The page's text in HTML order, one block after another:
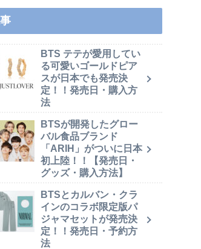
BTS テテが愛用してい
る可愛いゴールドピア
スが日本でも発売決
定！！発売日・購入方
法
BTSが開発したグロー
バル食品ブランド
「ARIH」がついに日本
初上陸！！【発売日・
グッズ・購入方法】
BTSとカルバン・クラ
インのコラボ限定版パ
ジャマセットが発売決
定！！発売日・予約方
法